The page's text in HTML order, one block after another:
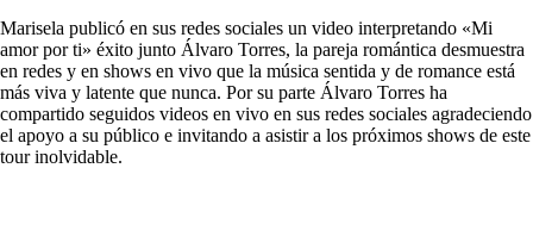
Marisela publicó en sus redes sociales un video interpretando «Mi
amor por ti» éxito junto Álvaro Torres, la pareja romántica desmuestra
en redes y en shows en vivo que la música sentida y de romance está
más viva y latente que nunca. Por su parte Álvaro Torres ha
compartido seguidos videos en vivo en sus redes sociales agradeciendo
el apoyo a su público e invitando a asistir a los próximos shows de este
tour inolvidable.